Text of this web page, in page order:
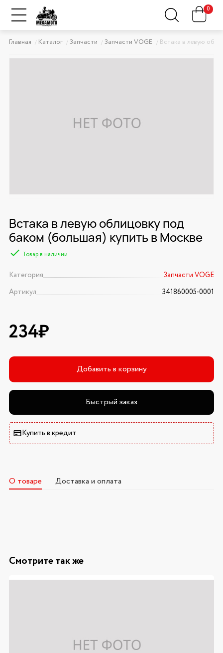
0
Главная Каталог Запчасти Запчасти VOGE Встака в левую
Встака в левую облицовку под
баком (большая) купить в Москве
Товар в наличии
Категория
Запчасти VOGE
Артикул
341860005-0001
234₽
Добавить в корзину
Быстрый заказ
Купить в кредит
О товаре Доставка и оплата
Смотрите так же